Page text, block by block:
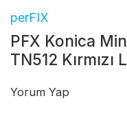
perFIX
PFX Konica
TN512
Yorum Yap